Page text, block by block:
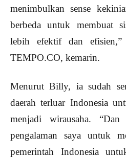
menimbulkan sense
berbeda untuk membuat
lebih efektif dan
TEMPO.CO, kemarin.
Menurut Billy, ia sudah
daerah terluar Indonesia
menjadi wirausaha.
pengalaman saya untuk
pemerintah Indonesia